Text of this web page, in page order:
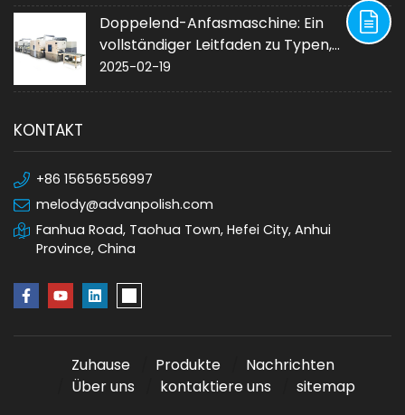
Doppelend-Anfasmaschine: Ein
vollständiger Leitfaden zu Typen,
Anwendungen und Kauf
2025-02-19
KONTAKT
+86 15656556997
melody@advanpolish.com
Fanhua Road, Taohua Town, Hefei City, Anhui
Province, China
Zuhause Produkte
Nachrichten
Über uns
kontaktiere uns
sitemap